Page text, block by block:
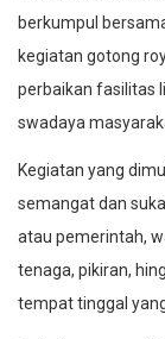
berkumpul
kegiatan gotong
perbaikan fasilitas
swadaya
Kegiatan yang
semangat dan
atau pemerintah,
tenaga, pikiran,
tempat tinggal